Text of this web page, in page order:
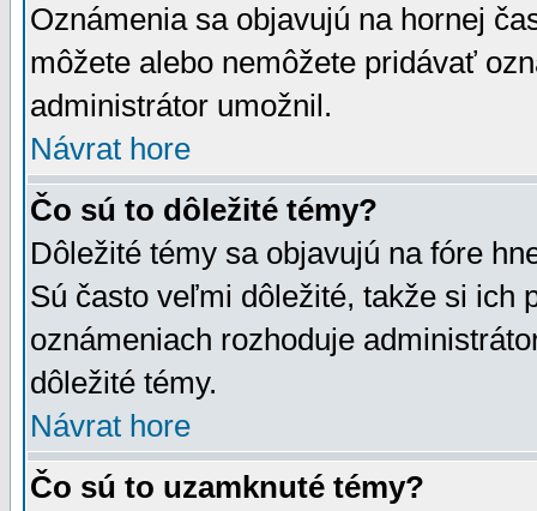
Oznámenia sa objavujú na hornej
môžete alebo nemôžete pridávať
administrátor umožnil.
Návrat hore
Čo sú to dôležité témy?
Dôležité témy sa objavujú na fóre
Sú často veľmi dôležité, takže si ich
oznámeniach rozhoduje
dôležité témy.
Návrat hore
Čo sú to uzamknuté témy?